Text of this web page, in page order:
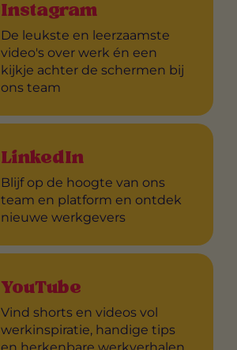
Instagram
De leukste en leerzaamste
video's over werk én een
kijkje achter de schermen bij
ons team
LinkedIn
Blijf op de hoogte van ons
team en platform en ontdek
nieuwe werkgevers
YouTube
Vind shorts en videos vol
werkinspiratie, handige tips